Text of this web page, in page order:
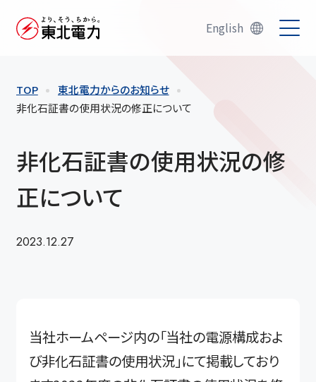
English
TOP
東北電力からのお知らせ
非化石証書の使用状況の修正について
非化石証書の使用状況の修
正について
2023.12.27
当社ホームページ内の「当社の電源構成およ
び非化石証書の使用状況」にて掲載しており